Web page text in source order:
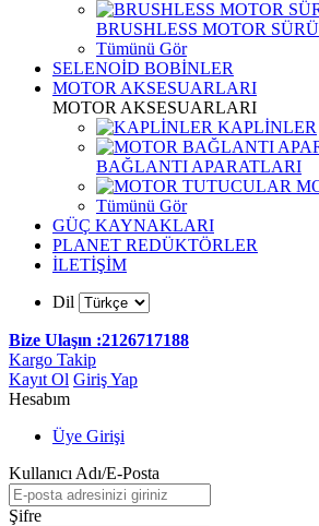
BRUSHLESS MOTOR
Tümünü Gör
SELENOİD BOBİNLER
MOTOR AKSESUARLARI
MOTOR AKSESUARLARI
KAPLİNLER
BAĞLANTI APARATLARI
Tümünü Gör
GÜÇ KAYNAKLARI
PLANET REDÜKTÖRLER
İLETİŞİM
Dil
Bize Ulaşın :2126717188
Kargo Takip
Kayıt Ol Giriş Yap
Hesabım
Üye Girişi
Kullanıcı Adı/E-Posta
Şifre